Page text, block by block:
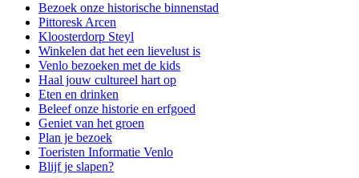
Bezoek onze historische binnenstad
Pittoresk Arcen
Kloosterdorp Steyl
Winkelen dat het een lievelust is
Venlo bezoeken met de kids
Haal jouw cultureel hart op
Eten en drinken
Beleef onze historie en erfgoed
Geniet van het groen
Plan je bezoek
Toeristen Informatie Venlo
Blijf je slapen?